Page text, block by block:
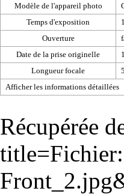
Modèle de l'appareil photo
Temps d'exposition
Ouverture
Date de la prise originelle
Longueur focale
Afficher les informations détaillées
Récupérée